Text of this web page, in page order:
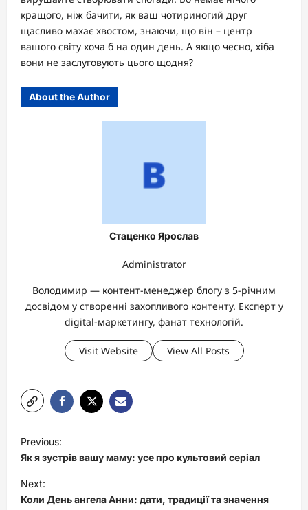
кращого, ніж бачити, як ваш чотириногий друг
щасливо махає хвостом, знаючи, що він – центр
вашого світу хоча б на один день. А якщо чесно, хіба
вони не заслуговують цього щодня?
About the Author
Стаценко Ярослав
Administrator
Володимир — контент-менеджер блогу з 5-річним
досвідом у створенні захопливого контенту. Експерт у
digital-маркетингу, фанат технологій.
Visit Website View All Posts
o
s
t
Previous:
Як я зустрів вашу маму: усе про культовий серіал
Next:
Коли День ангела Анни: дати, традиції та значення